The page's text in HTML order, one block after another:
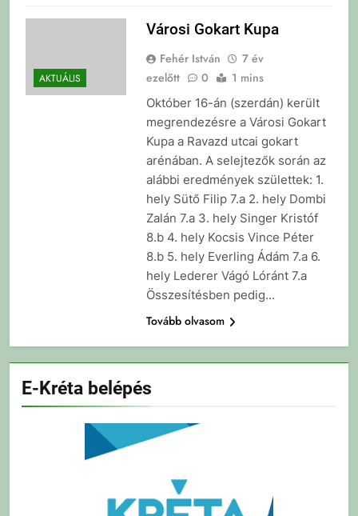
AKTUÁLIS
Városi Gokart Kupa
Fehér István
7 év
ezelőtt
0 1 mins
Október 16-án (szerdán) került
megrendezésre a Városi Gokart
Kupa a Ravazd utcai gokart
arénában. A selejtezők során az
alábbi eredmények születtek: 1.
hely Sütő Filip 7.a 2. hely Dombi
Zalán 7.a 3. hely Singer Kristóf
8.b 4. hely Kocsis Vince Péter
8.b 5. hely Everling Ádám 7.a 6.
hely Lederer Vágó Lóránt 7.a
Összesítésben pedig…
Tovább olvasom
E-Kréta belépés